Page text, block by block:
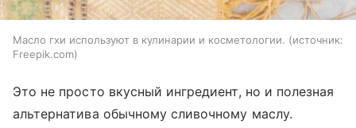
Масло гхи используют в кулинарии и косметологии.
источник:
Freepik.com
Это не просто вкусный ингредиент, но и полезная
альтернатива обычному сливочному маслу.